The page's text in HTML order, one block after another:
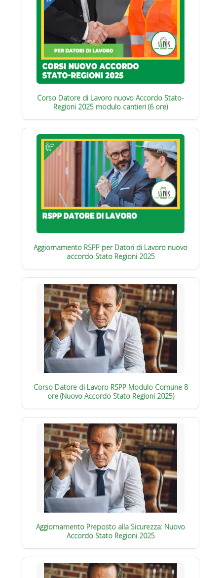
Corso Datore di Lavoro nuovo Accordo Stato-
Regioni 2025 modulo cantieri (6 ore)
Aggiornamento RSPP per Datori di Lavoro nuovo
accordo Stato Regioni 2025
Corso Datore di Lavoro RSPP Modulo Comune 8
ore (Nuovo Accordo Stato Regioni 2025)
Aggiornamento Preposto alla Sicurezza: Nuovo
Accordo Stato Regioni 2025